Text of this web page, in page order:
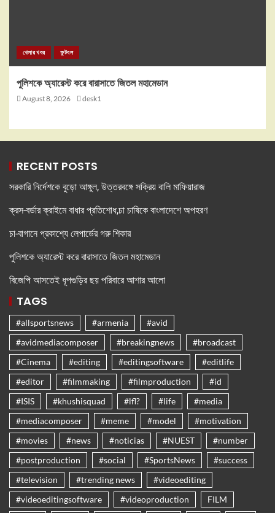
খেলার খবর ফুটবল
পুলিশকে অ্যারেস্ট করে বারাসাতে জিতল মহামেডান
August 8, 2026 desk1
RECENT POSTS
সরকারি নির্দেশকে বুড়ো আঙ্গুল, উত্তরবঙ্গে সক্রিয় বালি মাফিয়ারাজ
ক্রস-বর্ডার ক্রাইমে বাধার প্রতিশোধ,চা চাষিকে বাংলাদেশে অপহরণ
চা-বাগানে প্রকাশ্যে লেপার্ডের গরু শিকার
পুলিশকে অ্যারেস্ট করে বারাসাতে জিতল মহামেডান
বিজেপি আসতেই ধূপগুড়ির ছয় পরিবারে আশার আলো
TAGS
#allsportsnews #armenia
#avid
#avidmediacomposer
#breakingnews
#broadcast
#Cinema
#editing #editingsoftware
#editlife
#editor
#filmmaking #filmproduction
#id
#ISIS
#khushisquad #lfl? #life
#media
#mediacomposer
#meme #model
#motivation
#movies
#news #noticias #NUEST
#number
#postproduction
#social #SportsNews
#success
#television
#trending news
#videoediting
#videoeditingsoftware
#videoproduction
FILM